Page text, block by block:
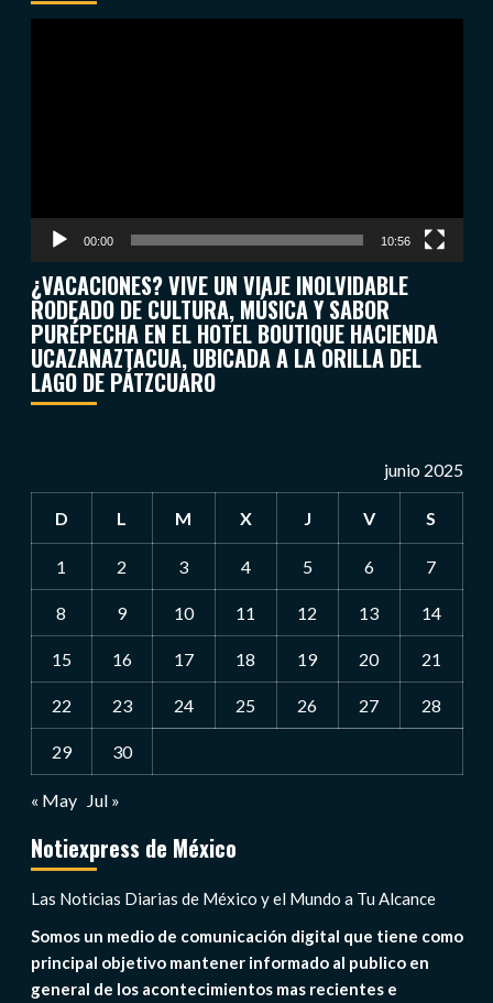
00:00 10:56
¿VACACIONES? VIVE UN VIAJE INOLVIDABLE
RODEADO DE CULTURA, MÚSICA Y SABOR
PURÉPECHA EN EL HOTEL BOUTIQUE HACIENDA
UCAZANAZTACUA, UBICADA A LA ORILLA DEL
LAGO DE PÁTZCUARO
junio 2025
D L M X J V S
1 2 3 4 5 6 7
8 9 10 11 12 13 14
15 16 17 18 19 20 21
22 23 24 25 26 27 28
29 30
« May Jul »
Notiexpress de México
Las Noticias Diarias de México y el Mundo a Tu Alcance
Somos un medio de comunicación digital que tiene como
principal objetivo mantener informado al publico en
general de los acontecimientos mas recientes e